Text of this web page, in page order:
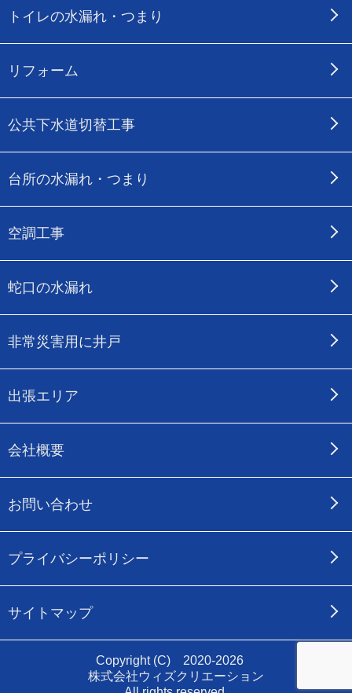
トイレの水漏れ・つまり
リフォーム
公共下水道切替工事
台所の水漏れ・つまり
空調工事
蛇口の水漏れ
非常災害用に井戸
出張エリア
会社概要
お問い合わせ
プライバシーポリシー
サイトマップ
Copyright (C) 2020-2026
株式会社ウィズクリエーション